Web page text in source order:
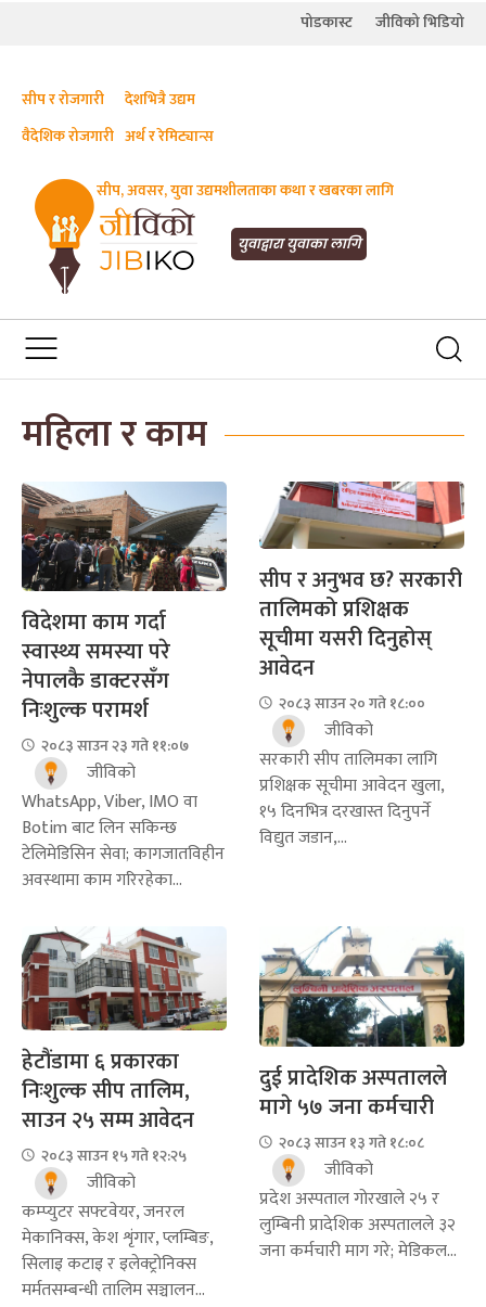
पोडकास्ट जीविको भिडियो
युवाद्वारा युवाका लागि
JIBIKO.COM
सीप, रोजगारी र अवसरका लागि जीविको
सीप, अवसर, युवा उद्यमशीलताका कथा र खबरका लागि
सीप र रोजगारी
देशभित्रै उद्यम
वैदेशिक रोजगारी अर्थ र रेमिट्यान्स
महिला र काम
विदेशमा काम गर्दा
स्वास्थ्य समस्या परे
नेपालकै डाक्टरसँग
निःशुल्क परामर्श
२०८३ साउन २३ गते ११:०७
जीविको
WhatsApp, Viber, IMO वा
Botim बाट लिन सकिन्छ
टेलिमेडिसिन सेवा; कागजातविहीन
अवस्थामा काम गरिरहेका...
सीप र अनुभव छ? सरकारी
तालिमको प्रशिक्षक
सूचीमा यसरी दिनुहोस्
आवेदन
२०८३ साउन २० गते १८:००
जीविको
सरकारी सीप तालिमका लागि
प्रशिक्षक सूचीमा आवेदन खुला,
१५ दिनभित्र दरखास्त दिनुपर्ने
विद्युत जडान,...
हेटौंडामा ६ प्रकारका
निःशुल्क सीप तालिम,
साउन २५ सम्म आवेदन
२०८३ साउन १५ गते १२:२५
जीविको
कम्प्युटर सफ्टवेयर, जनरल
मेकानिक्स, केश शृंगार, प्लम्बिङ,
सिलाइ कटाइ र इलेक्ट्रोनिक्स
मर्मतसम्बन्धी तालिम सञ्चालन...
दुई प्रादेशिक अस्पतालले
मागे ५७ जना कर्मचारी
२०८३ साउन १३ गते १८:०८
जीविको
प्रदेश अस्पताल गोरखाले २५ र
लुम्बिनी प्रादेशिक अस्पतालले ३२
जना कर्मचारी माग गरे; मेडिकल...